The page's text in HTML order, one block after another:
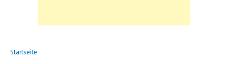
Startseite